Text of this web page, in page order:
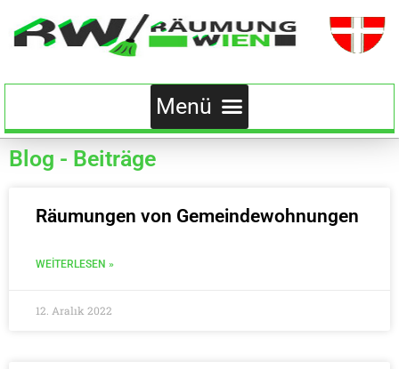
Blog - Beiträge
Räumungen von Gemeindewohnungen
WEITERLESEN »
12. Aralık 2022